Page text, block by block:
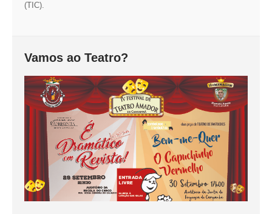
(TIC).
Vamos ao Teatro?